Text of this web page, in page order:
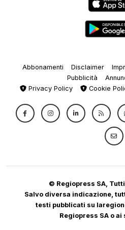
Abbonamenti Disclaimer
Pubblicità
Privacy Policy
Cookie
© Regiopress SA,
Salvo diversa indicazione,
testi pubblicati su
Regiopress SA o